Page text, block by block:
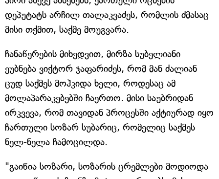
დეპუტატს არჩილ თალაკვაძეს, რომლის ძმასაც
მისი თქმით, საქმე მოუგვარა.
ჩანაწერების მიხედვით, მირზა სუბელიანი
ეუბნება ვიქტორ ჯაფარიძეს, რომ მან ძალიან
ცუდ საქმეს მოჰკიდა ხელი, როდესაც ამ
მოლაპარაკებებში ჩაერთო. მისი საუბრიდან
ირკვევა, რომ თავიდან პროცესში აქტიურად იყო
ჩართული სოზარ სუბარიც, რომელიც საქმეს
ნელ-ნელა ჩამოცილდა.
"გაიწია სოზარი, სოზარის ცრემლები მოდიოდა